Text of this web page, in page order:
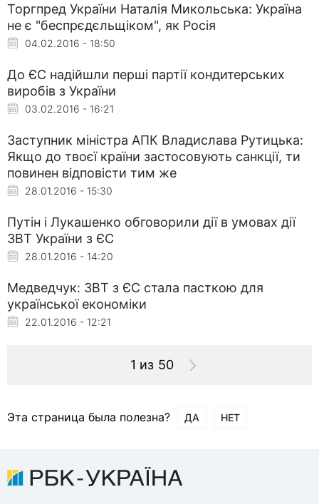
Торгпред України Наталія Микольська: Україна
не є "беспрєдєльщіком", як Росія
04.02.2016 - 18:50
До ЄС надійшли перші партії кондитерських
виробів з України
03.02.2016 - 16:21
Заступник міністра АПК Владислава Рутицька:
Якщо до твоєї країни застосовують санкції, ти
повинен відповісти тим же
28.01.2016 - 15:30
Путін і Лукашенко обговорили дії в умовах дії
ЗВТ України з ЄС
28.01.2016 - 14:20
Медведчук: ЗВТ з ЄС стала пасткою для
української економіки
22.01.2016 - 12:21
1 из 50
Эта страница была полезна? ДА НЕТ